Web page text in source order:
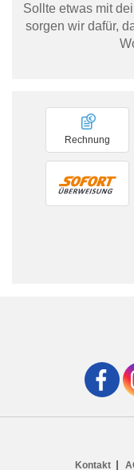
Sollte etwas mit
sorgen wir dafür,
Rechnung
Kontakt